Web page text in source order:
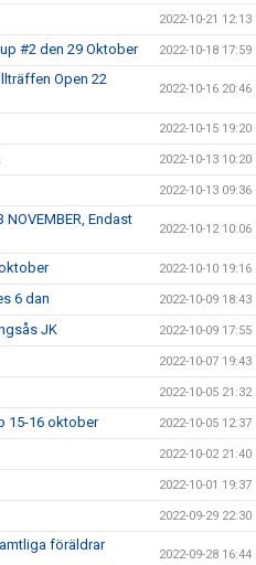
2022-10-21 12:13
#2 den 29 Oktober 2022-10-18 17:59
Open 22
2022-10-16 20:46
2022-10-15 19:20
2022-10-13 10:20
2022-10-13 09:36
NOVEMBER, Endast
2022-10-12 10:06
2022-10-10 19:16
6 dan 2022-10-09 18:43
JK 2022-10-09 17:55
2022-10-07 19:43
2022-10-05 21:32
15-16 oktober 2022-10-05 12:37
2022-10-02 21:40
2022-10-01 19:37
2022-09-29 22:30
föräldrar
2022-09-28 16:44